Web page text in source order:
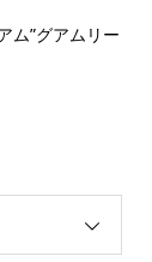
ム”グアムリー